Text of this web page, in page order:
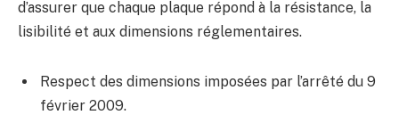
d’assurer que chaque plaque répond à la résistance, la
lisibilité et aux dimensions réglementaires.
Respect des dimensions imposées par l’arrêté du 9
février 2009.